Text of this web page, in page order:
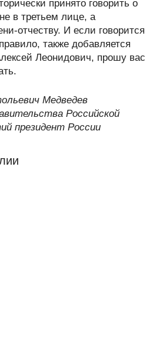
принято говорить о
в третьем лице, а
отчеству. И если говорится
также добавляется
Леонидович, прошу вас
Медведев
Российской
президент России